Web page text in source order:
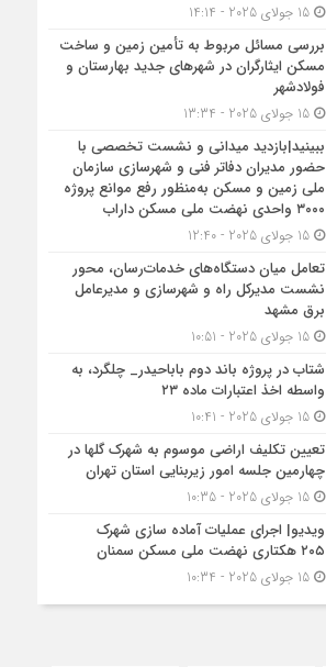
15 جولای 2025 - 14:14
بررسی مسائل مربوط به تأمین زمین و ساخت
مسکن ایثارگران در شهرهای جدید بهارستان و
فولادشهر
15 جولای 2025 - 13:34
ببینید|بازدید میدانی و نشست تخصصی با
حضور مدیران دفاتر فنی و شهرسازی سازمان
ملی زمین و مسکن به‌منظور رفع موانع پروژه
۳۰۰۰ واحدی نهضت ملی مسکن داراب
15 جولای 2025 - 12:40
تعامل میان دستگاه‌های خدمات‌رسان، محور
نشست مدیرکل راه و شهرسازی و مدیرعامل
برق مشهد
15 جولای 2025 - 10:51
شتاب در پروژه باند دوم باباحیدر_ چلگرد، به
واسطه اخذ اعتبارات ماده ۲۳
15 جولای 2025 - 10:41
تعیین تکلیف اراضی موسوم به شهرک گلها در
چهارمین جلسه امور زیربنایی استان تهران
15 جولای 2025 - 10:35
ویدیو| اجرای عملیات آماده سازی شهرک
۲۰۵ هکتاری نهضت ملی مسکن سمنان
15 جولای 2025 - 10:34